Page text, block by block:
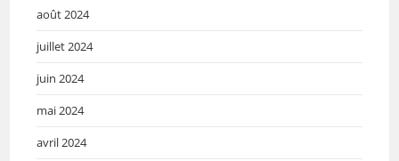
août 2024
juillet 2024
juin 2024
mai 2024
avril 2024